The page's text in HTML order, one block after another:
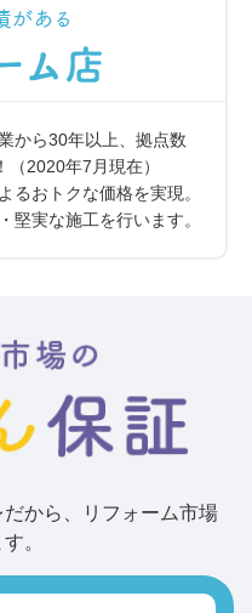
から30年以上、拠点数
（2020年7月現在）
るおトクな価格を実現。
堅実な施工を行います。
から、
リフォーム市場
。